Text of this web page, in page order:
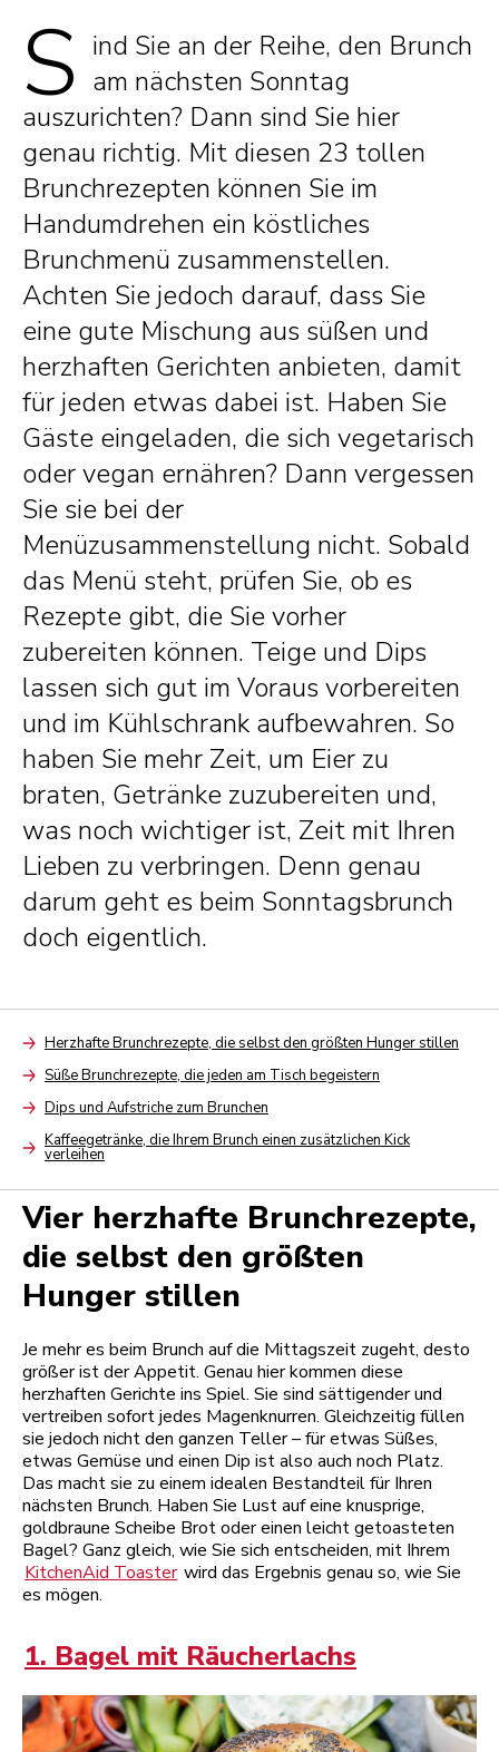
S ind Sie an der Reihe, den Brunch
am nächsten Sonntag
auszurichten? Dann sind Sie hier
genau richtig. Mit diesen 23 tollen
Brunchrezepten können Sie im
Handumdrehen ein köstliches
Brunchmenü zusammenstellen.
Achten Sie jedoch darauf, dass Sie
eine gute Mischung aus süßen und
herzhaften Gerichten anbieten, damit
für jeden etwas dabei ist. Haben Sie
Gäste eingeladen, die sich vegetarisch
oder vegan ernähren? Dann vergessen
Sie sie bei der
Menüzusammenstellung nicht. Sobald
das Menü steht, prüfen Sie, ob es
Rezepte gibt, die Sie vorher
zubereiten können. Teige und Dips
lassen sich gut im Voraus vorbereiten
und im Kühlschrank aufbewahren. So
haben Sie mehr Zeit, um Eier zu
braten, Getränke zuzubereiten und,
was noch wichtiger ist, Zeit mit Ihren
Lieben zu verbringen. Denn genau
darum geht es beim Sonntagsbrunch
doch eigentlich.
ArrowHerzhafte Brunchrezepte, die selbst den größten Hunger stillen
ArrowSüße Brunchrezepte, die jeden am Tisch begeistern
ArrowDips und Aufstriche zum Brunchen
Arrow
Kaffeegetränke, die Ihrem Brunch einen zusätzlichen Kick
verleihen
Vier herzhafte Brunchrezepte,
die selbst den größten
Hunger stillen
Je mehr es beim Brunch auf die Mittagszeit zugeht, desto
größer ist der Appetit. Genau hier kommen diese
herzhaften Gerichte ins Spiel. Sie sind sättigender und
vertreiben sofort jedes Magenknurren. Gleichzeitig füllen
sie jedoch nicht den ganzen Teller – für etwas Süßes,
etwas Gemüse und einen Dip ist also auch noch Platz.
Das macht sie zu einem idealen Bestandteil für Ihren
nächsten Brunch. Haben Sie Lust auf eine knusprige,
goldbraune Scheibe Brot oder einen leicht getoasteten
Bagel? Ganz gleich, wie Sie sich entscheiden, mit Ihrem
KitchenAid Toaster wird das Ergebnis genau so, wie Sie
es mögen.
1. Bagel mit Räucherlachs